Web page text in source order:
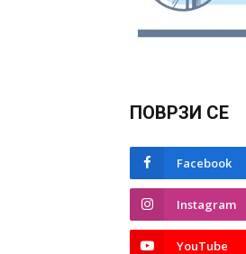
ПОВРЗИ СЕ
Facebook
Instagram
YouTube